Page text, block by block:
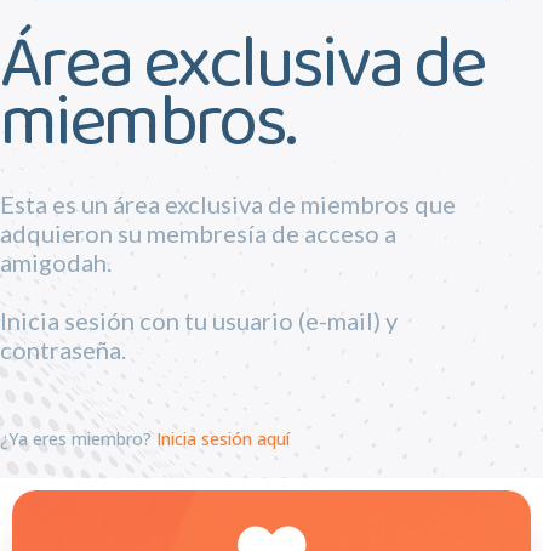
Área exclusiva de
miembros.
Esta es un área exclusiva de miembros que
adquieron su membresía de acceso a
amigodah.
Inicia sesión con tu usuario (e-mail) y
contraseña.
¿Ya eres miembro? Inicia sesión aquí